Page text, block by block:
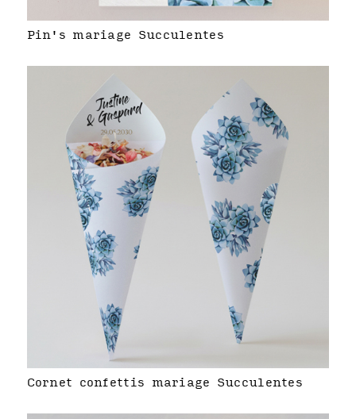
Pin's mariage Succulentes
Cornet confettis mariage Succulentes